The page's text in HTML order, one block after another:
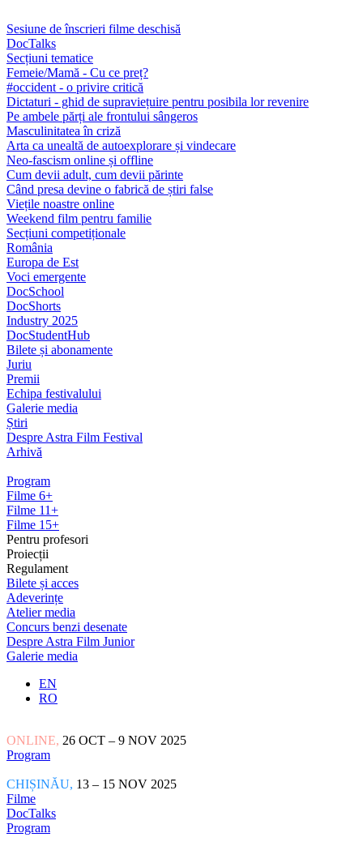
Sesiune de înscrieri filme deschisă
DocTalks
Secțiuni tematice
Femeie/Mamă - Cu ce preț?
#occident - o privire critică
Dictaturi - ghid de supraviețuire pentru posibila lor revenire
Pe ambele părți ale frontului sângeros
Masculinitatea în criză
Arta ca unealtă de autoexplorare și vindecare
Neo-fascism online și offline
Cum devii adult, cum devii părinte
Când presa devine o fabrică de știri false
Viețile noastre online
Weekend film pentru familie
Secțiuni competiționale
România
Europa de Est
Voci emergente
DocSchool
DocShorts
Industry 2025
DocStudentHub
Bilete și abonamente
Juriu
Premii
Echipa festivalului
Galerie media
Știri
Despre Astra Film Festival
Arhivă
Program
Filme 6+
Filme 11+
Filme 15+
Pentru profesori
Proiecții
Regulament
Bilete și acces
Adeverințe
Atelier media
Concurs benzi desenate
Despre Astra Film Junior
Galerie media
EN
RO
ONLINE, 26 OCT – 9 NOV 2025
Program
CHIȘINĂU, 13 – 15 NOV 2025
Filme
DocTalks
Program